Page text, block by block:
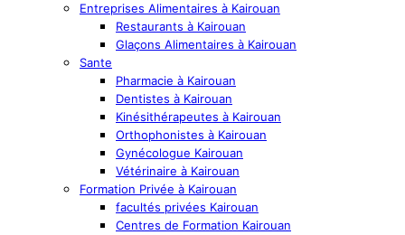
Entreprises Alimentaires à Kairouan
Restaurants à Kairouan
Glaçons Alimentaires à Kairouan
Sante
Pharmacie à Kairouan
Dentistes à Kairouan
Kinésithérapeutes à Kairouan
Orthophonistes à Kairouan
Gynécologue Kairouan
Vétérinaire à Kairouan
Formation Privée à Kairouan
facultés privées Kairouan
Centres de Formation Kairouan